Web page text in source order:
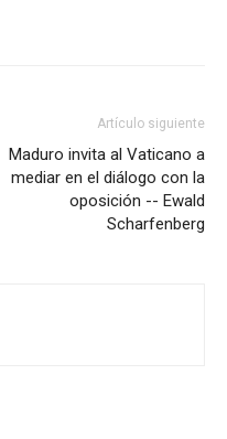
Artículo siguiente
Maduro invita al Vaticano a
mediar en el diálogo con la
oposición -- Ewald
Scharfenberg